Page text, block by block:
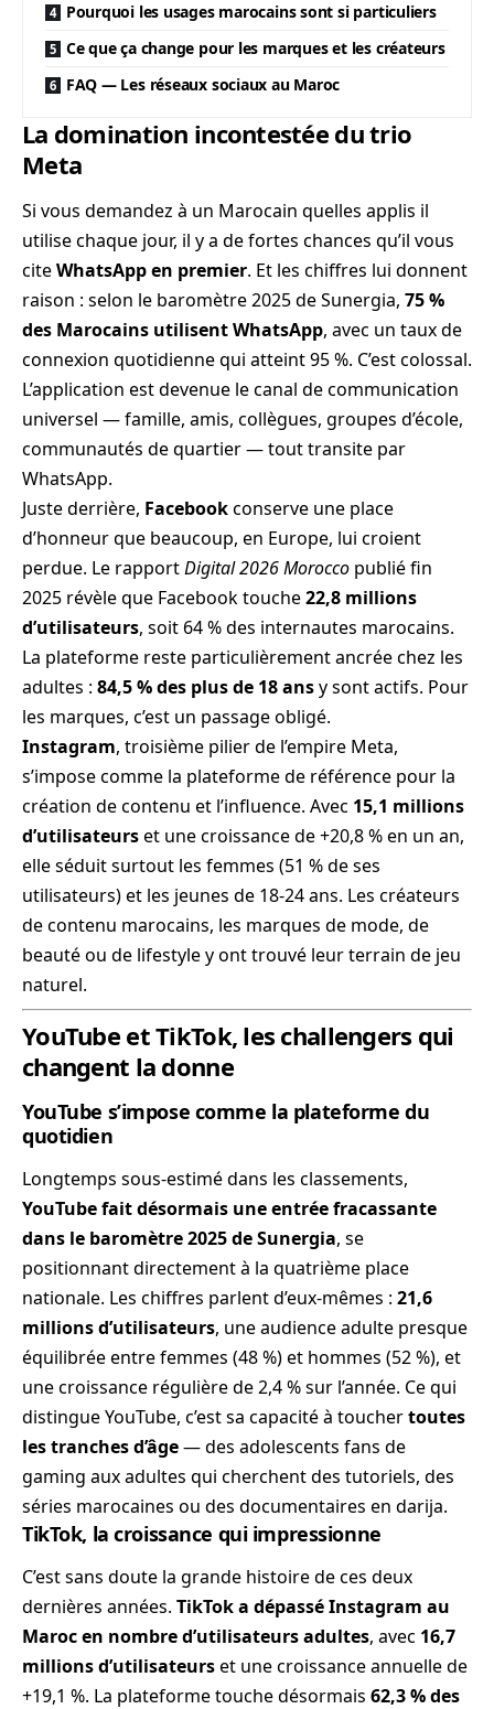
Pourquoi les usages marocains sont si particuliers
Ce que ça change pour les marques et les créateurs
FAQ — Les réseaux sociaux au Maroc
La domination incontestée du trio
Meta
Si vous demandez à un Marocain quelles applis il
utilise chaque jour, il y a de fortes chances qu’il vous
citeWhatsApp en premier. Et les chiffres lui donnent
raison : selon le baromètre 2025 de Sunergia, 75 %
des Marocains utilisent WhatsApp, avec un taux de
connexion quotidienne qui atteint 95 %. C’est colossal.
L’application est devenue le canal de communication
universel — famille, amis, collègues, groupes d’école,
communautés de quartier — tout transite par
WhatsApp.
Juste derrière, Facebookconserve une place
d’honneur que beaucoup, en Europe, lui croient
perdue. Le rapportDigital 2026 Morocco publié fin
2025 révèle que Facebook touche22,8 millions
d’utilisateurs, soit 64 % des internautes marocains.
La plateforme reste particulièrement ancrée chez les
adultes : 84,5 % des plus de 18 ansy sont actifs. Pour
les marques, c’est un passage obligé.
Instagram, troisième pilier de l’empire Meta,
s’impose comme la plateforme de référence pour la
création de contenu et l’influence. Avec 15,1 millions
d’utilisateurset une croissance de +20,8 % en un an,
elle séduit surtout les femmes (51 % de ses
utilisateurs) et les jeunes de 18-24 ans. Les créateurs
de contenu marocains, les marques de mode, de
beauté ou de lifestyle y ont trouvé leur terrain de jeu
naturel.
YouTube et TikTok, les challengers qui
changent la donne
YouTube s’impose comme la plateforme du
quotidien
Longtemps sous-estimé dans les classements,
YouTube fait désormais une entrée fracassante
dans le baromètre 2025 de Sunergia, se
positionnant directement à la quatrième place
nationale. Les chiffres parlent d’eux-mêmes : 21,6
millions d’utilisateurs, une audience adulte presque
équilibrée entre femmes (48 %) et hommes (52 %), et
une croissance régulière de 2,4 % sur l’année. Ce qui
distingue YouTube, c’est sa capacité à touchertoutes
les tranches d’âge— des adolescents fans de
gaming aux adultes qui cherchent des tutoriels, des
séries marocaines ou des documentaires en darija.
TikTok, la croissance qui impressionne
C’est sans doute la grande histoire de ces deux
dernières années. TikTok a dépassé Instagram au
Maroc en nombre d’utilisateurs adultes, avec 16,7
millions d’utilisateurset une croissance annuelle de
+19,1 %. La plateforme touche désormais 62,3 % des